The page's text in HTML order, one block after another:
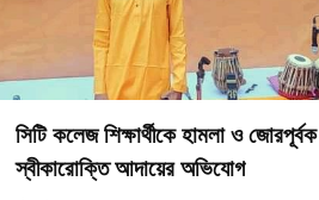
সিটি কলেজ শিক্ষার্থীকে হামলা ও জোরপূর্বক
স্বীকারোক্তি আদায়ের অভিযোগ